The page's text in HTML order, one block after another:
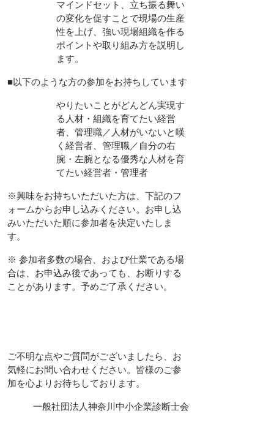
マインドセット、立ち振る舞い
の変化を促すことで現場の生産
性を上げ、強い現場組織を作る
ポイントや取り組み方を説明し
ます。
■以下のような方の参加をお持ちしています
やりたいことがどんどん実現す
る人材・組織を育てたい経営
者、管理職／人材がいないと嘆
く経営者、管理職／自分の右
腕・左腕となる優秀な人材を育
てたい経営者・管理者
※興味をお持ちいただいた方は、下記のフ
ォームからお申し込みください。お申し込
みいただいた順に参加者を決定いたしま
す。
※ 参加者多数の場合、および仕業である場
合は、お申込み後であっても、お断りする
ことがあります。予めご了承ください。
ご不明な点やご質問がございましたら、お
気軽にお問い合わせください。皆様のご参
加を心よりお待ちしております。
一般社団法人神奈川中小企業診断士会